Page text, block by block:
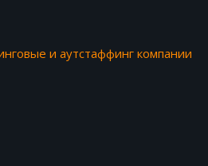
и аутстаффинг компании